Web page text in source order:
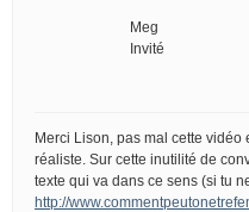
Meg
Invité
Merci Lison, pas mal cette vidéo
réaliste. Sur cette inutilité de
texte qui va dans ce sens (si tu
http://